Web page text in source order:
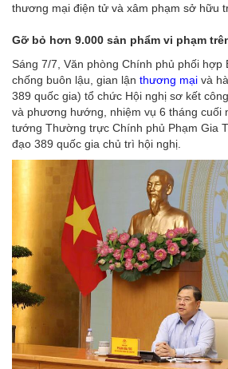
thương mại điện tử và xâm phạm sở hữu
Gỡ bỏ hơn 9.000 sản phẩm vi phạm
Sáng 7/7, Văn phòng Chính phủ phối hợp
chống buôn lậu, gian lận thương mại và
389 quốc gia) tổ chức Hội nghị sơ kết
và phương hướng, nhiệm vụ 6 tháng cuối
tướng Thường trực Chính phủ Phạm Gia
đạo 389 quốc gia chủ trì hội nghị.